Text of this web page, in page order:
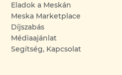
Eladok a Meskán
Meska Marketplace
Díjszabás
Médiaajánlat
Segítség, Kapcsolat